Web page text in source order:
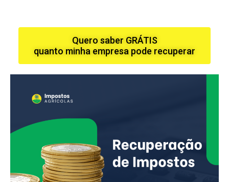
Quero saber GRÁTIS
quanto minha empresa pode recuperar